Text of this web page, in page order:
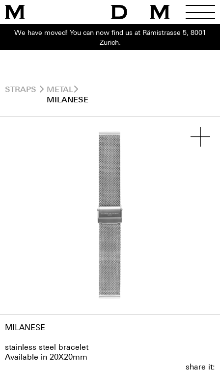
We have moved! You can now find us at Rämistrasse 5, 8001
Zurich.
STRAPS
METAL
MILANESE
MILANESE
stainless steel bracelet
Available in 20X20mm
share it: